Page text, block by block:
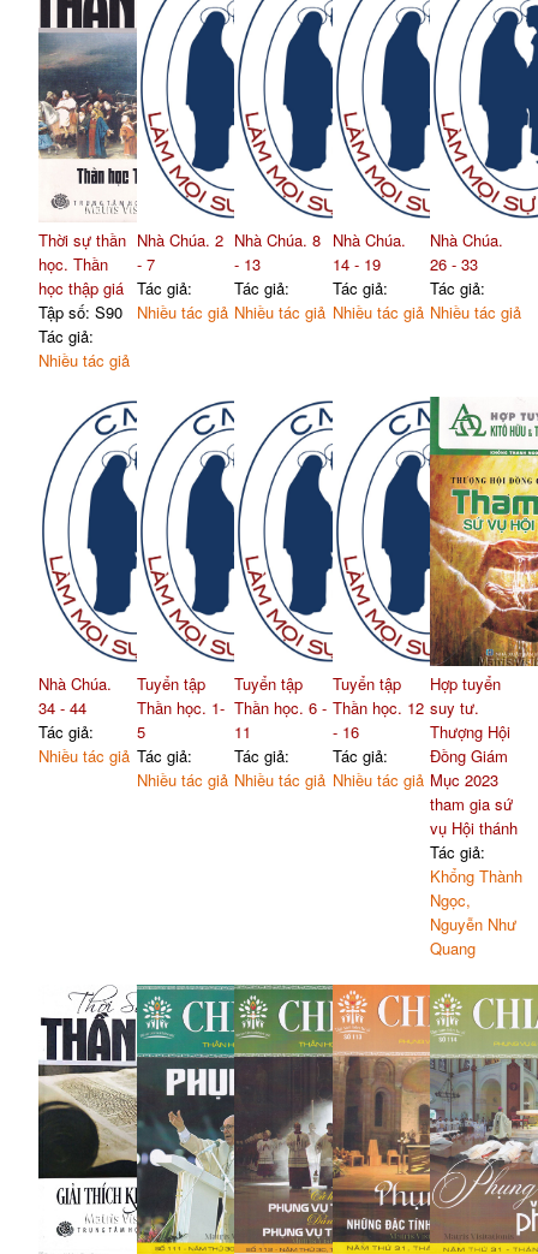
Thời sự thần
học. Thần
học thập giá
Tập số: S90
Tác giả:
Nhiều tác giả
Nhà Chúa. 2
- 7
Tác giả:
Nhiều tác giả
Nhà Chúa. 8
- 13
Tác giả:
Nhiều tác giả
Nhà Chúa.
14 - 19
Tác giả:
Nhiều tác giả
Nhà Chúa.
26 - 33
Tác giả:
Nhiều tác giả
Nhà Chúa.
34 - 44
Tác giả:
Nhiều tác giả
Tuyển tập
Thần học. 1-
5
Tác giả:
Nhiều tác giả
Tuyển tập
Thần học. 6 -
11
Tác giả:
Nhiều tác giả
Tuyển tập
Thần học. 12
- 16
Tác giả:
Nhiều tác giả
Hợp tuyển
suy tư.
Thượng Hội
Đồng Giám
Mục 2023
tham gia sứ
vụ Hội thánh
Tác giả:
Khổng Thành
Ngọc,
Nguyễn Như
Quang